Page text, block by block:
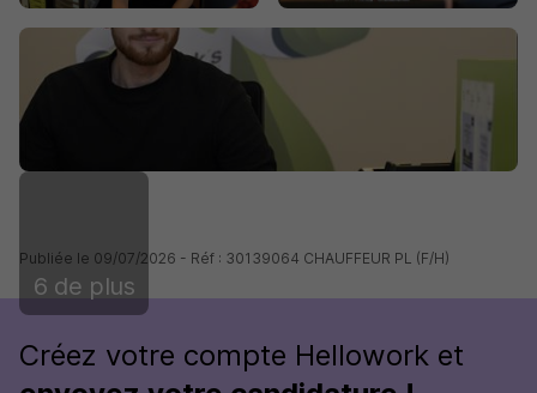
6 de plus
Publiée le 09/07/2026 - Réf : 30139064 CHAUFFEUR PL (F/H)
Créez votre compte Hellowork et